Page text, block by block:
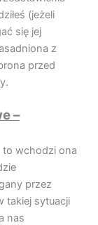
(jeżeli
się jej
z
przed
–
to wchodzi ona
przez
takiej sytuacji
nas